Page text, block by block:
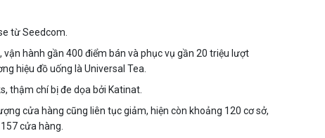
từ Seedcom.
hành gần 400 điểm bán và phục vụ gần 20 triệu lượt
hiệu đồ uống là Universal Tea.
thậm chí bị đe dọa bởi Katinat.
cửa hàng cũng liên tục giảm, hiện còn khoảng 120 cơ sở,
cửa hàng.